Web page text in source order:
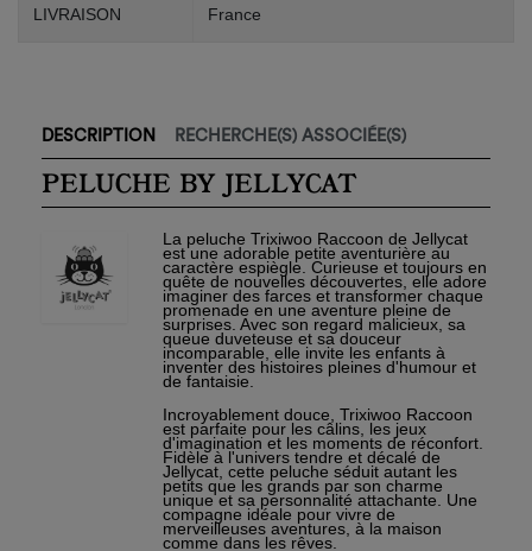
Créer une liste d'envies ×
Nom de la liste d'envies
×
Vous devez être connecté pour ajouter des produits à
votre liste d'envies.
LIVRAISON
France
DESCRIPTION RECHERCHE(S) ASSOCIÉE(S)
PELUCHE BY JELLYCAT
La peluche Trixiwoo Raccoon de Jellycat
est une adorable petite aventurière au
caractère espiègle. Curieuse et toujours en
quête de nouvelles découvertes, elle adore
imaginer des farces et transformer chaque
promenade en une aventure pleine de
surprises. Avec son regard malicieux, sa
queue duveteuse et sa douceur
incomparable, elle invite les enfants à
inventer des histoires pleines d'humour et
de fantaisie.
Incroyablement douce, Trixiwoo Raccoon
est parfaite pour les câlins, les jeux
d'imagination et les moments de réconfort.
Fidèle à l'univers tendre et décalé de
Jellycat, cette peluche séduit autant les
petits que les grands par son charme
unique et sa personnalité attachante. Une
compagne idéale pour vivre de
merveilleuses aventures, à la maison
comme dans les rêves.